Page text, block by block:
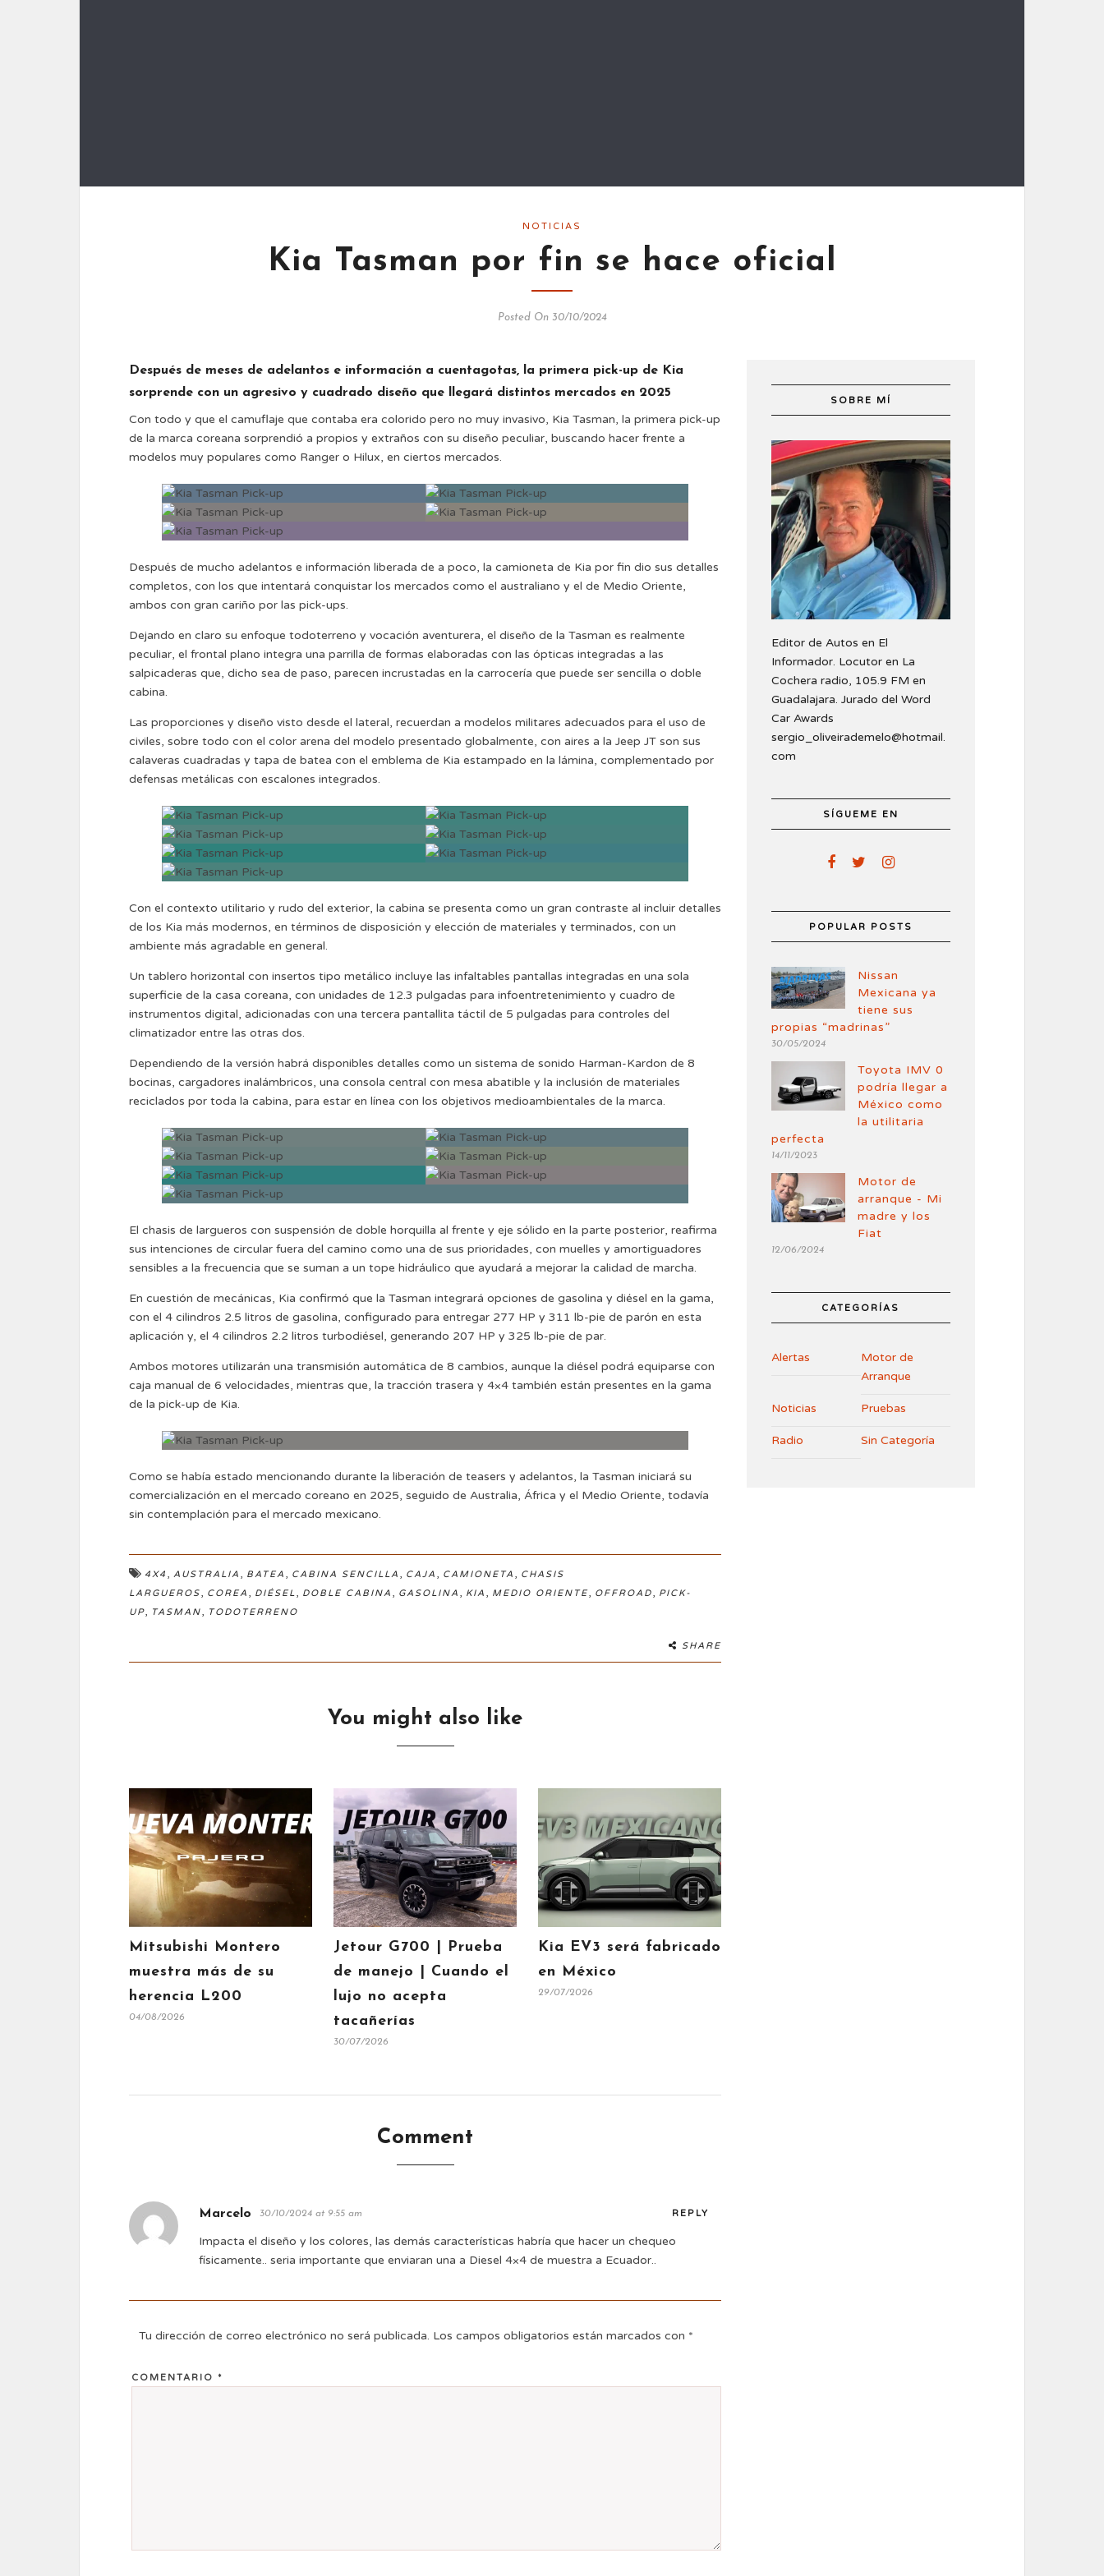
NOTICIAS
Kia Tasman por fin se hace oficial
Posted On 30/10/2024
Después de meses de adelantos e información a cuentagotas, la primera pick-up de Kia
sorprende con un agresivo y cuadrado diseño que llegará distintos mercados en 2025
Con todo y que el camuflaje que contaba era colorido pero no muy invasivo, Kia Tasman, la primera pick-up
de la marca coreana sorprendió a propios y extraños con su diseño peculiar, buscando hacer frente a
modelos muy populares como Ranger o Hilux, en ciertos mercados.
Después de mucho adelantos e información liberada de a poco, la camioneta de Kia por fin dio sus detalles
completos, con los que intentará conquistar los mercados como el australiano y el de Medio Oriente,
ambos con gran cariño por las pick-ups.
Dejando en claro su enfoque todoterreno y vocación aventurera, el diseño de la Tasman es realmente
peculiar, el frontal plano integra una parrilla de formas elaboradas con las ópticas integradas a las
salpicaderas que, dicho sea de paso, parecen incrustadas en la carrocería que puede ser sencilla o doble
cabina.
Las proporciones y diseño visto desde el lateral, recuerdan a modelos militares adecuados para el uso de
civiles, sobre todo con el color arena del modelo presentado globalmente, con aires a la Jeep JT son sus
calaveras cuadradas y tapa de batea con el emblema de Kia estampado en la lámina, complementado por
defensas metálicas con escalones integrados.
Con el contexto utilitario y rudo del exterior, la cabina se presenta como un gran contraste al incluir detalles
de los Kia más modernos, en términos de disposición y elección de materiales y terminados, con un
ambiente más agradable en general.
Un tablero horizontal con insertos tipo metálico incluye las infaltables pantallas integradas en una sola
superficie de la casa coreana, con unidades de 12.3 pulgadas para infoentretenimiento y cuadro de
instrumentos digital, adicionadas con una tercera pantallita táctil de 5 pulgadas para controles del
climatizador entre las otras dos.
Dependiendo de la versión habrá disponibles detalles como un sistema de sonido Harman-Kardon de 8
bocinas, cargadores inalámbricos, una consola central con mesa abatible y la inclusión de materiales
reciclados por toda la cabina, para estar en línea con los objetivos medioambientales de la marca.
El chasis de largueros con suspensión de doble horquilla al frente y eje sólido en la parte posterior, reafirma
sus intenciones de circular fuera del camino como una de sus prioridades, con muelles y amortiguadores
sensibles a la frecuencia que se suman a un tope hidráulico que ayudará a mejorar la calidad de marcha.
En cuestión de mecánicas, Kia confirmó que la Tasman integrará opciones de gasolina y diésel en la gama,
con el 4 cilindros 2.5 litros de gasolina, configurado para entregar 277 HP y 311 lb-pie de parón en esta
aplicación y, el 4 cilindros 2.2 litros turbodiésel, generando 207 HP y 325 lb-pie de par.
Ambos motores utilizarán una transmisión automática de 8 cambios, aunque la diésel podrá equiparse con
caja manual de 6 velocidades, mientras que, la tracción trasera y 4×4 también están presentes en la gama
de la pick-up de Kia.
Como se había estado mencionando durante la liberación de teasers y adelantos, la Tasman iniciará su
comercialización en el mercado coreano en 2025, seguido de Australia, África y el Medio Oriente, todavía
sin contemplación para el mercado mexicano.
4X4 , AUSTRALIA , BATEA , CABINA SENCILLA , CAJA , CAMIONETA , CHASIS
LARGUEROS, COREA , DIÉSEL, DOBLE CABINA , GASOLINA , KIA , MEDIO ORIENTE, OFFROAD, PICK-
UP, TASMAN, TODOTERRENO
SHARE
You might also like
Mitsubishi Montero
muestra más de su
herencia L200
04/08/2026
Jetour G700 | Prueba
de manejo | Cuando el
lujo no acepta
tacañerías
30/07/2026
Kia EV3 será fabricado
en México
29/07/2026
Comment
Marcelo 30/10/2024 at 9:55 am REPLY
Impacta el diseño y los colores, las demás características habría que hacer un chequeo
físicamente.. seria importante que enviaran una a Diesel 4×4 de muestra a Ecuador..
Tu dirección de correo electrónico no será publicada. Los campos obligatorios están marcados con *
COMENTARIO *
SOBRE MÍ
Editor de Autos en El
Informador. Locutor en La
Cochera radio, 105.9 FM en
Guadalajara. Jurado del Word
Car Awards
sergio_oliveirademelo@hotmail.
com
SÍGUEME EN
POPULAR POSTS
Nissan
Mexicana ya
tiene sus
propias “madrinas”
30/05/2024
Toyota IMV 0
podría llegar a
México como
la utilitaria
perfecta
14/11/2023
Motor de
arranque - Mi
madre y los
Fiat
12/06/2024
CATEGORÍAS
Alertas
Motor de
Arranque
Noticias Pruebas
Radio Sin Categoría